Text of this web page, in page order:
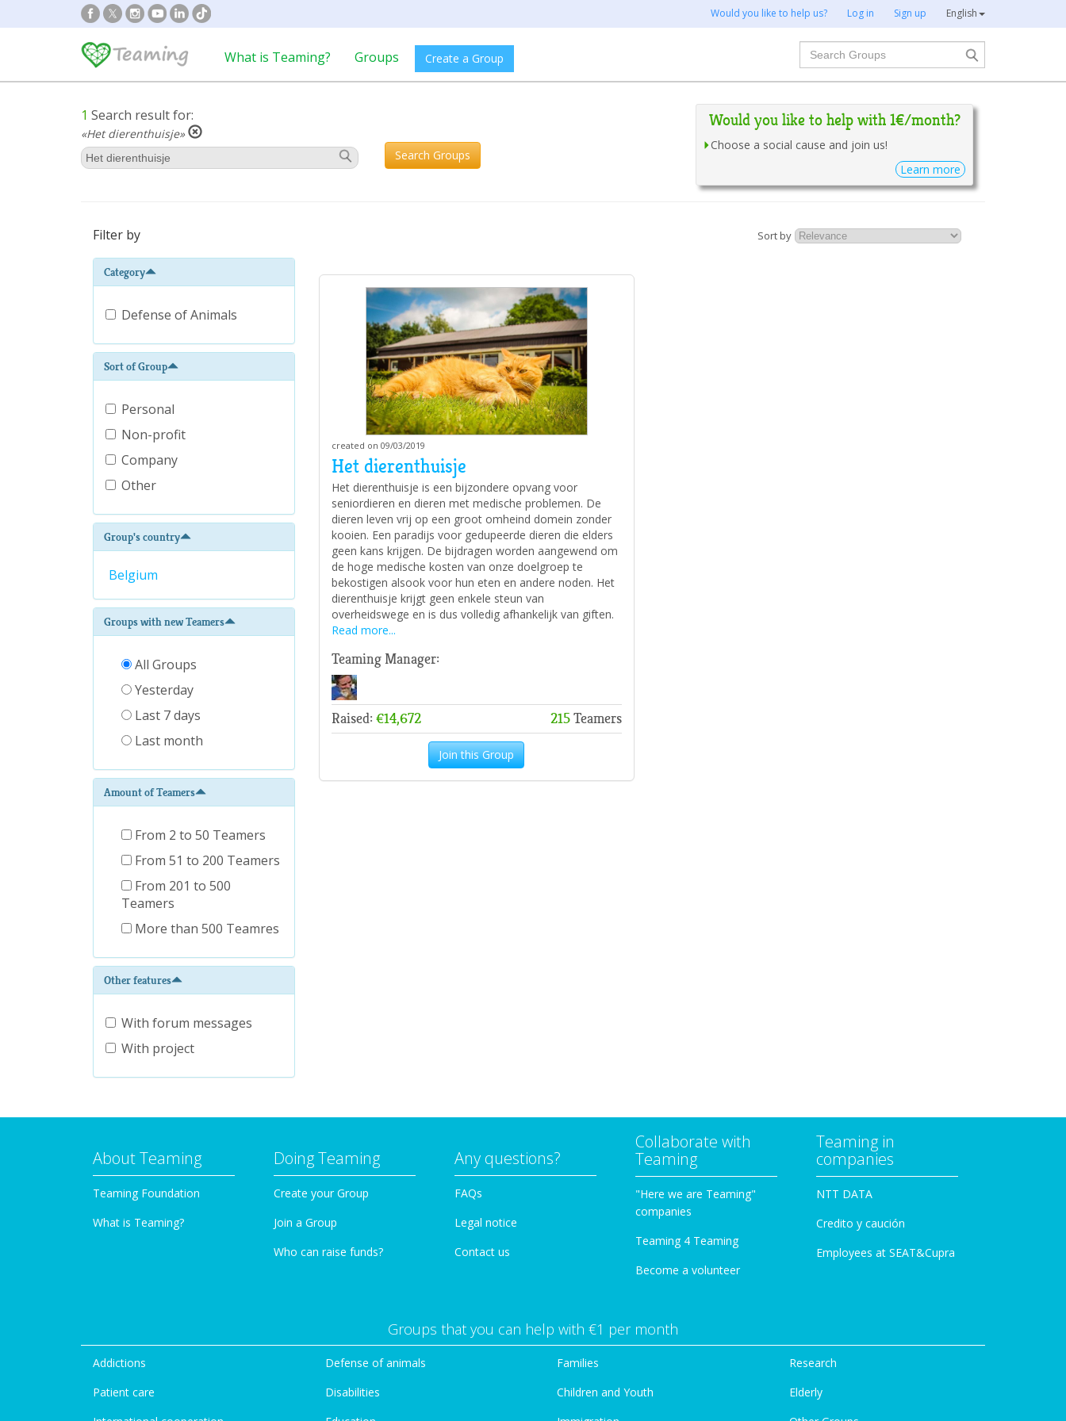
Would you like to help us? Log in Sign up English
What is Teaming? Groups Create a Group
Search
1 Search result for:
«Het dierenthuisje»
Search Groups
Would you like to help with 1€/month?
Choose a social cause and join us!
Learn more
Filter by
Category
Defense of Animals
Sort of Group
Personal
Non-profit
Company
Other
Group's country
Belgium
Groups with new Teamers
All Groups
Yesterday
Last 7 days
Last month
Amount of Teamers
From 2 to 50 Teamers
From 51 to 200 Teamers
From 201 to 500
Teamers
More than 500 Teamres
Other features
With forum messages
With project
Sort by
created on 09/03/2019
Het dierenthuisje
Het dierenthuisje is een bijzondere opvang voor
seniordieren en dieren met medische problemen. De
dieren leven vrij op een groot omheind domein zonder
kooien. Een paradijs voor gedupeerde dieren die elders
geen kans krijgen. De bijdragen worden aangewend om
de hoge medische kosten van onze doelgroep te
bekostigen alsook voor hun eten en andere noden. Het
dierenthuisje krijgt geen enkele steun van
overheidswege en is dus volledig afhankelijk van giften.
Read more...
Teaming Manager:
Raised: €14,672 215Teamers
Join this Group
About Teaming
Teaming Foundation
What is Teaming?
Doing Teaming
Create your Group
Join a Group
Who can raise funds?
Any questions?
FAQs
Legal notice
Contact us
Collaborate with
Teaming
"Here we are Teaming"
companies
Teaming 4 Teaming
Become a volunteer
Teaming in
companies
NTT DATA
Credito y caución
Employees at SEAT&Cupra
Groups that you can help with €1 per month
Addictions
Patient care
Defense of animals
Disabilities
Families
Children and Youth
Research
Elderly